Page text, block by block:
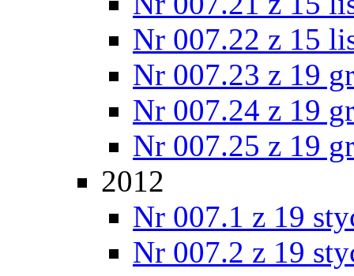
Nr 007.22 z 15
Nr 007.23 z 19
Nr 007.24 z 19
Nr 007.25 z 19
2012
Nr 007.1 z 19
Nr 007.2 z 19